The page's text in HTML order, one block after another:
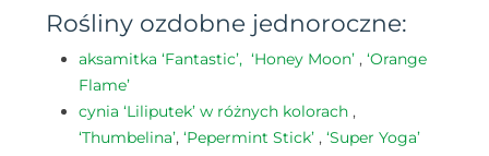
Rośliny ozdobne jednoroczne:
aksamitka ‘Fantastic’, ‘Honey Moon’ , ‘Orange
Flame’
cynia ‘Liliputek’ w różnych kolorach ,
‘Thumbelina’, ‘Pepermint Stick’ , ‘Super Yoga’